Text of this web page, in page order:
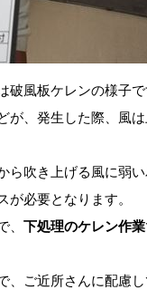
風板ケレンの様子で
が、発生した際、風
ら吹き上げる風に弱
が必要となります。
、 下処理のケレン作業
、ご近所さんに配慮し